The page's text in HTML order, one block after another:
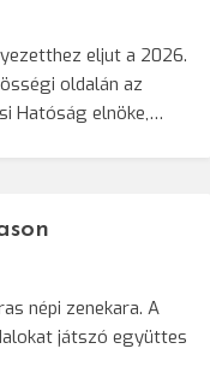
eljut a 2026.
oldalán az
Hatóság elnöke,…
népi zenekara. A
játszó együttes